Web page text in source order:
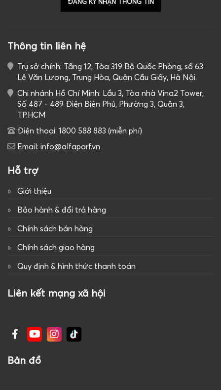
Thông tin liên hệ
Trụ sở chính: Tầng 12, Tòa 319 Bộ Quốc Phòng, số 63
Lê Văn Lương, Trung Hòa, Quận Cầu Giấy, Hà Nội.
Chi nhánh Hồ Chí Minh: Lầu 3, Tòa nhà Vina2 Tower,
Số 487 - 489 Điện Biên Phủ, Phường 3, Quận 3,
TP.HCM
Điện thoại: 1800 588 883 (miễn phí)
Email: info@alfaparf.vn
Hỗ trợ
Giới thiệu
Bảo hành & đổi trả hàng
Chính sách bán hàng
Chính sách giao hàng
Quy định & hình thức thanh toán
Liên kết mạng xã hội
Bản đồ